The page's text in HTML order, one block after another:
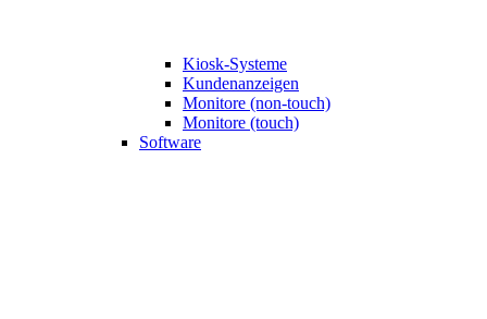
Kiosk-Systeme
Kundenanzeigen
Monitore (non-touch)
Monitore (touch)
Software